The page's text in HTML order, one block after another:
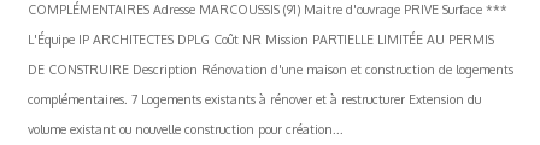
COMPLÉMENTAIRES Adresse MARCOUSSIS (91) Maitre d'ouvrage PRIVE Surface ***
L'Équipe IP ARCHITECTES DPLG Coût NR Mission PARTIELLE LIMITÉE AU PERMIS
DE CONSTRUIRE Description Rénovation d'une maison et construction de logements
complémentaires. 7 Logements existants à rénover et à restructurer Extension du
volume existant ou nouvelle construction pour création...